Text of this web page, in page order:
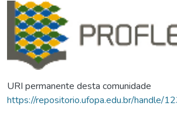
URI permanente desta comunidade
https://repositorio.ufopa.edu.br/handle/